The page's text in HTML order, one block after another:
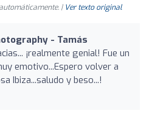
| Ver texto original
- Tamás
¡realmente genial! Fue un
emotivo...Espero volver a
Ibiza...saludo y beso...!